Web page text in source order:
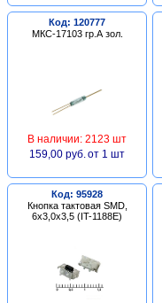
Код: 120777
МКС-17103 гр.А зол.
В наличии: 2123 шт
159,00 руб. от 1 шт
Код: 95928
Кнопка тактовая SMD,
6х3,0х3,5 (IT-1188E)